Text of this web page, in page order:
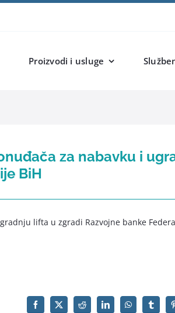
Proizvodi i usluge
za nabavku i
BiH
lifta u zgradi Razvojne banke